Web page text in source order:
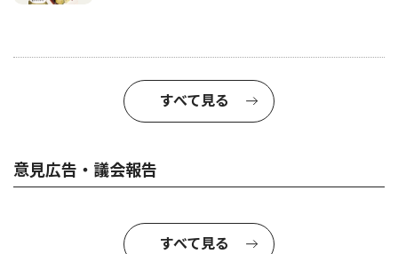
すべて見る
意見広告・議会報告
すべて見る